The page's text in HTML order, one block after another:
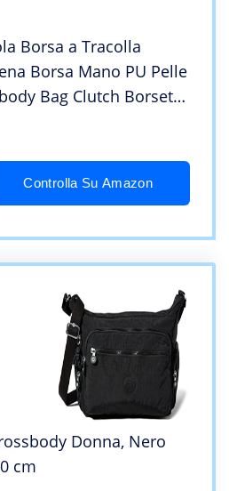
Borsa a Tracolla
Borsa Mano PU Pelle
Bag Clutch Borsetta
Shopping Viaggio
Controlla Su Amazon
Donna, Nero
cm